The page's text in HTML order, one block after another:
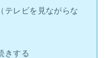
テレビを見ながらな
きする